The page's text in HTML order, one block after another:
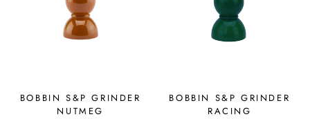
BOBBIN S&P GRINDER
NUTMEG
BOBBIN S&P GRINDER
RACING